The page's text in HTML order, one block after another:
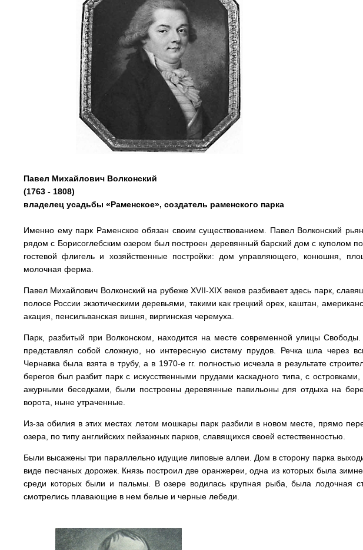
Павел Михайлович Волконский
(1763 - 1808)
владелец усадьбы «Раменское», создатель раменского парка
Именно ему парк Раменское обязан своим существованием. Павел Волконский
рядом с Борисоглебским озером был построен деревянный барский дом с куполом
гостевой флигель и хозяйственные постройки: дом управляющего, конюшня,
молочная ферма.
Павел Михайлович Волконский на рубеже XVII-XIX веков разбивает здесь парк,
полосе России экзотическими деревьями, такими как грецкий орех, каштан,
акация, пенсильванская вишня, виргинская черемуха.
Парк, разбитый при Волконском, находится на месте современной улицы
представлял собой сложную, но интересную систему прудов. Речка шла через
Чернавка была взята в трубу, а в 1970-е гг. полностью исчезла в результате
берегов был разбит парк с искусственными прудами каскадного типа, с
ажурными беседками, были построены деревянные павильоны для отдыха на
ворота, ныне утраченные.
Из-за обилия в этих местах летом мошкары парк разбили в новом месте, прямо
озера, по типу английских пейзажных парков, славящихся своей естественностью.
Были высажены три параллельно идущие липовые аллеи. Дом в сторону парка
виде песчаных дорожек. Князь построил две оранжереи, одна из которых была
среди которых были и пальмы. В озере водилась крупная рыба, была лодочная
смотрелись плавающие в нем белые и черные лебеди.